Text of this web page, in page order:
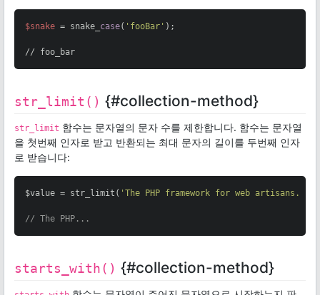
$snake = snake_ case( 'fooBar' );
// foo_bar
str_limit() {#collection-method}
str_limit 함수는 문자열의 문자 수를 제한합니다. 함수는 문자열
을 첫번째 인자로 받고 반환되는 최대 문자의 길이를 두번째 인자
로 받습니다:
$value = str_limit( 'The PHP framework for web artisans.'
// The PHP...
starts_with() {#collection-method}